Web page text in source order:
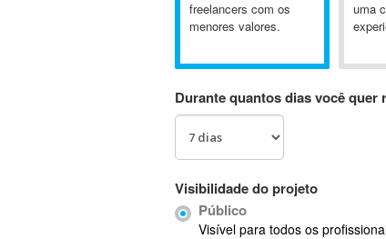
A&P
A-GPS
Ab Initio
ABIS
AbleCommerce
freelancers com os
menores valores.
uma
Durante quantos dias você quer
Visibilidade do projeto
Público
Visível para todos os